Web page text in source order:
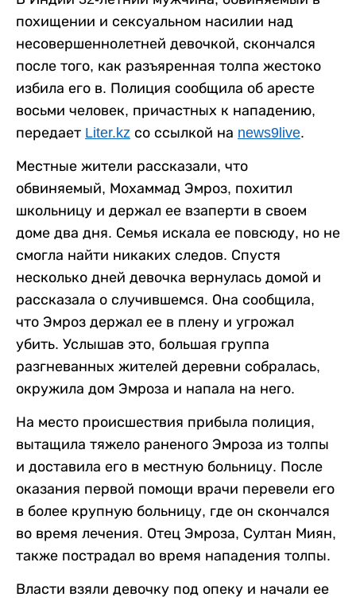
похищении и сексуальном насилии над
несовершеннолетней девочкой, скончался
после того, как разъяренная толпа жестоко
избила его в. Полиция сообщила об аресте
восьми человек, причастных к нападению,
передает Liter.kz со ссылкой на news9live.
Местные жители рассказали, что
обвиняемый, Мохаммад Эмроз, похитил
школьницу и держал ее взаперти в своем
доме два дня. Семья искала ее повсюду, но не
смогла найти никаких следов. Спустя
несколько дней девочка вернулась домой и
рассказала о случившемся. Она сообщила,
что Эмроз держал ее в плену и угрожал
убить. Услышав это, большая группа
разгневанных жителей деревни собралась,
окружила дом Эмроза и напала на него.
На место происшествия прибыла полиция,
вытащила тяжело раненого Эмроза из толпы
и доставила его в местную больницу. После
оказания первой помощи врачи перевели его
в более крупную больницу, где он скончался
во время лечения. Отец Эмроза, Султан Миян,
также пострадал во время нападения толпы.
Власти взяли девочку под опеку и начали ее